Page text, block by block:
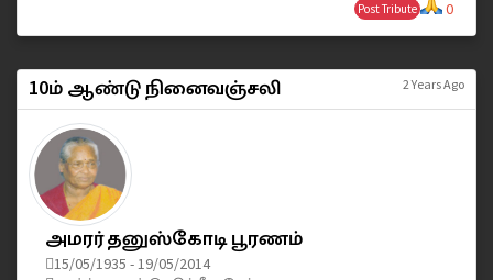
0
Post Tribute
10ம் ஆண்டு நினைவஞ்சலி 2 Years Ago
அமரர் தனுஸ்கோடி பூரணம்
15/05/1935 - 19/05/2014